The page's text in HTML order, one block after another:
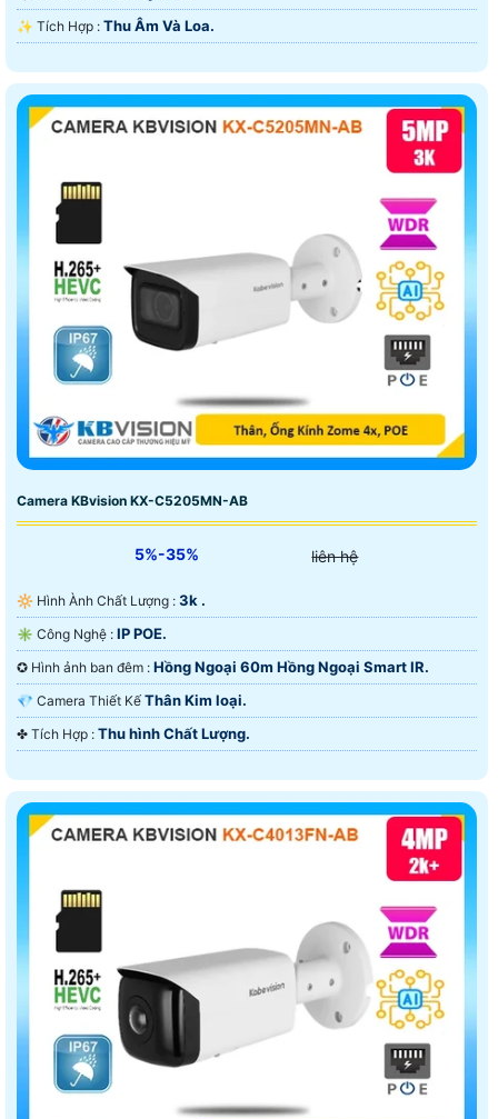
️✨ Tích Hợp : Thu Âm Và Loa.
Camera KBvision KX-C5205MN-AB
5%-35% liên hệ
🔆 Hình Ành Chất Lượng : 3k .
✳️ Công Nghệ : IP POE.
✪ Hình ảnh ban đêm : Hồng Ngoại 60m Hồng Ngoại Smart IR.
💎 Camera Thiết Kế Thân Kim loại.
️✤ Tích Hợp : Thu hình Chất Lượng.